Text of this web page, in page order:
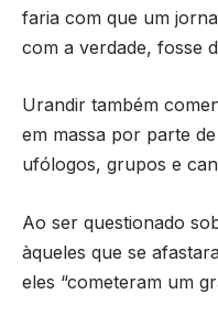
faria com que um
com a verdade, fosse
Urandir também
em massa por parte
ufólogos, grupos e
Ao ser questionado
àqueles que se
eles “cometeram um